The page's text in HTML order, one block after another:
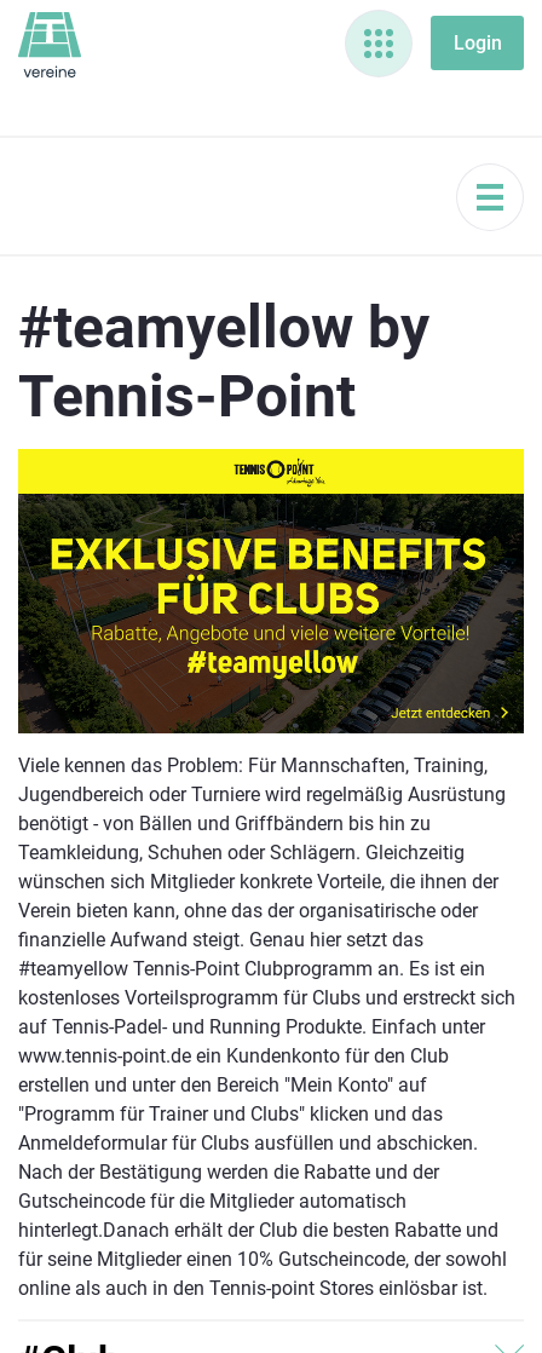
#teamyellow by
Tennis-Point
Viele kennen das Problem: Für Mannschaften, Training,
Jugendbereich oder Turniere wird regelmäßig Ausrüstung
benötigt - von Bällen und Griffbändern bis hin zu
Teamkleidung, Schuhen oder Schlägern. Gleichzeitig
wünschen sich Mitglieder konkrete Vorteile, die ihnen der
Verein bieten kann, ohne das der organisatirische oder
finanzielle Aufwand steigt. Genau hier setzt das
#teamyellow Tennis-Point Clubprogramm an. Es ist ein
kostenloses Vorteilsprogramm für Clubs und erstreckt sich
auf Tennis-Padel- und Running Produkte. Einfach unter
www.tennis-point.de ein Kundenkonto für den Club
erstellen und unter den Bereich "Mein Konto" auf
"Programm für Trainer und Clubs" klicken und das
Anmeldeformular für Clubs ausfüllen und abschicken.
Nach der Bestätigung werden die Rabatte und der
Gutscheincode für die Mitglieder automatisch
hinterlegt.Danach erhält der Club die besten Rabatte und
für seine Mitglieder einen 10% Gutscheincode, der sowohl
online als auch in den Tennis-point Stores einlösbar ist.